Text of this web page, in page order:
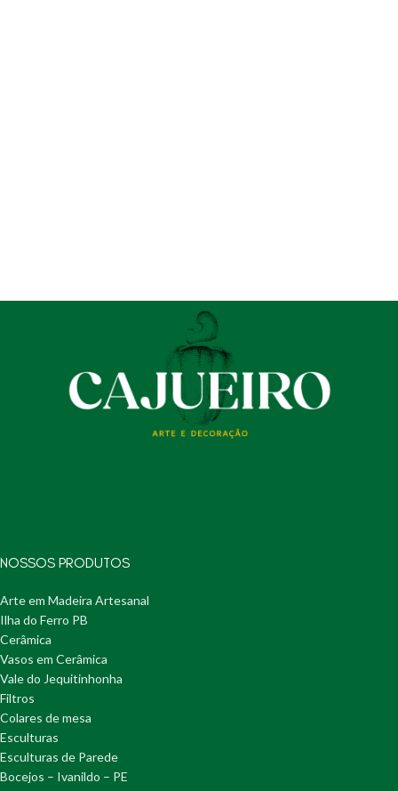
NOSSOS PRODUTOS
Arte em Madeira Artesanal
Ilha do Ferro PB
Cerâmica
Vasos em Cerâmica
Vale do Jequitinhonha
Filtros
Colares de mesa
Esculturas
Esculturas de Parede
Bocejos – Ivanildo – PE